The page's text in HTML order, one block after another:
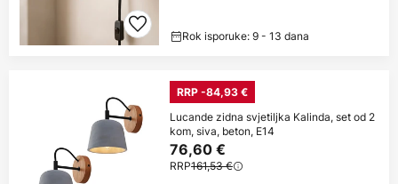
Rok isporuke: 9 - 13 dana
RRP -84,93 €
Lucande zidna svjetiljka Kalinda, set od 2
kom, siva, beton, E14
76,60 €
RRP161,53 €